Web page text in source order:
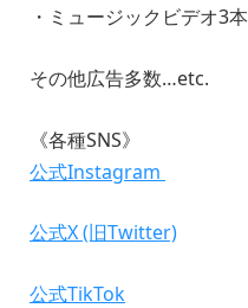
・ミュージックビデオ3本
その他広告多数…etc.
《各種SNS》
公式Instagram
公式X (旧Twitter)
公式TikTok